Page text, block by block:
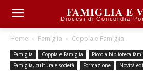
FAMIGLIA E
Diocesi di Concordia-
Home Famiglia Coppia e Famiglia
Famiglia Coppia e Famiglia
Piccola biblioteca
Famiglia, cultura e società
Formazione Novità